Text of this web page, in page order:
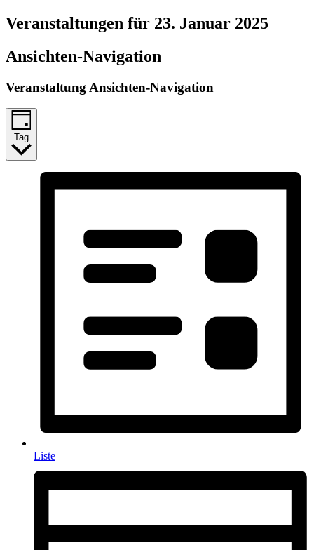
Veranstaltungen für 23. Januar 2025
Ansichten-Navigation
Veranstaltung Ansichten-Navigation
Tag
Liste